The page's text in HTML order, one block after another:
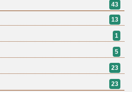
43
13
1
5
23
23